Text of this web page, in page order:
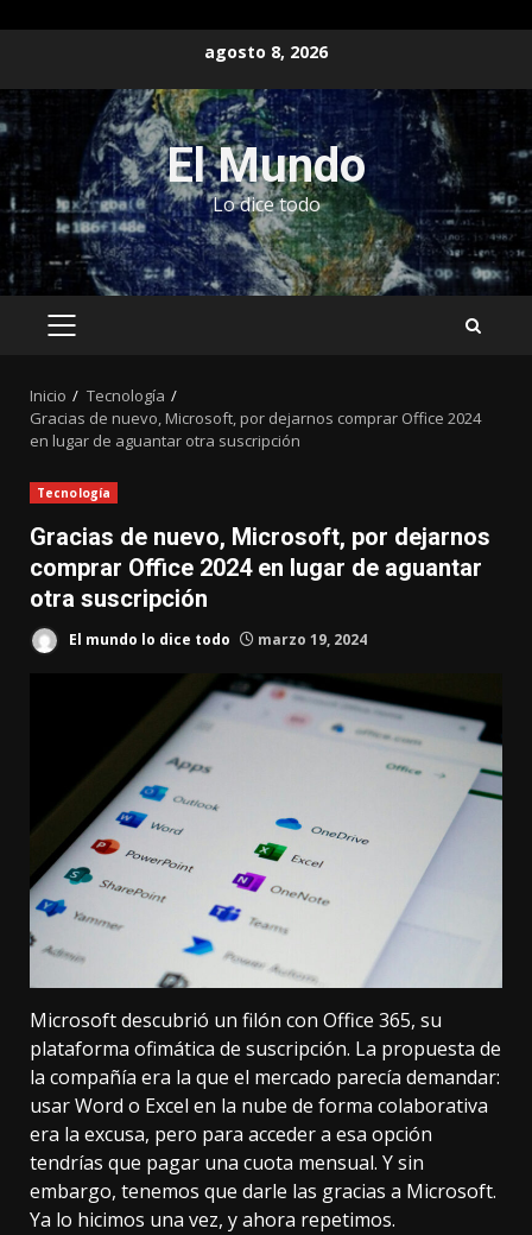
contenido
agosto 8, 2026
El Mundo
Lo dice todo
MENÚ
Inicio
Tecnología
Gracias de nuevo, Microsoft, por dejarnos comprar Office 2024
en lugar de aguantar otra suscripción
Tecnología
Gracias de nuevo, Microsoft, por dejarnos
comprar Office 2024 en lugar de aguantar
otra suscripción
El mundo lo dice todo marzo 19, 2024
Microsoft descubrió un filón con Office 365, su
plataforma ofimática de suscripción. La propuesta de
la compañía era la que el mercado parecía demandar:
usar Word o Excel en la nube de forma colaborativa
era la excusa, pero para acceder a esa opción
tendrías que pagar una cuota mensual. Y sin
embargo, tenemos que darle las gracias a Microsoft.
Ya lo hicimos una vez, y ahora repetimos.